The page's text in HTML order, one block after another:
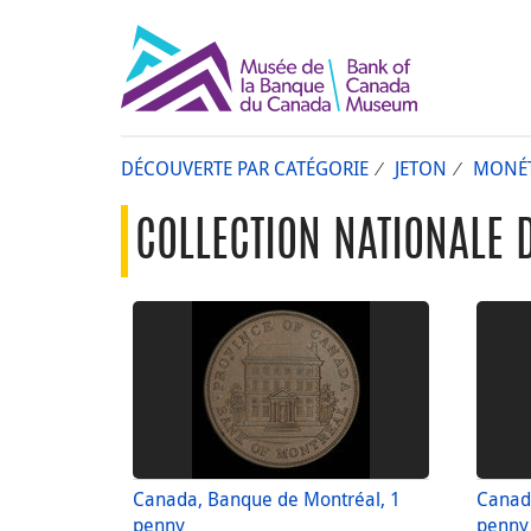
DÉCOUVERTE PAR CATÉGORIE JETON
COLLECTION NATIONALE
Canada, Banque de Montréal, 1
penny
penny